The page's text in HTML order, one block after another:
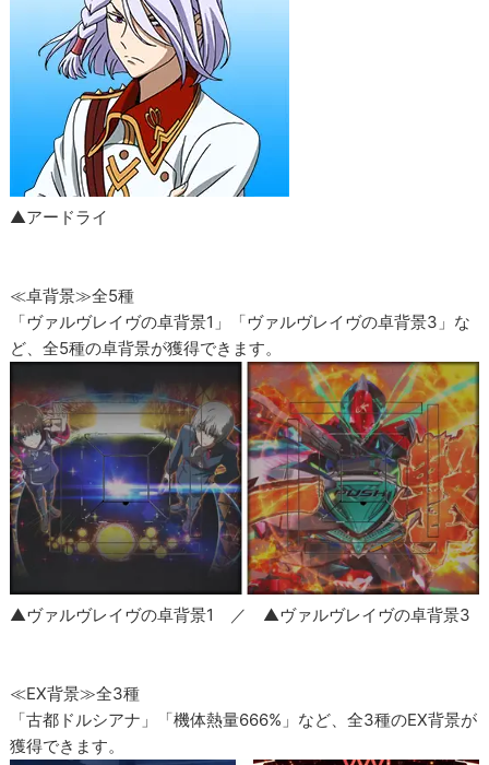
▲アードライ
≪卓背景≫全5種
「ヴァルヴレイヴの卓背景1」「ヴァルヴレイヴの卓背景3」な
ど、全5種の卓背景が獲得できます。
▲ヴァルヴレイヴの卓背景1 ／ ▲ヴァルヴレイヴの卓背景3
≪EX背景≫全3種
「古都ドルシアナ」「機体熱量666%」など、全3種のEX背景が
獲得できます。